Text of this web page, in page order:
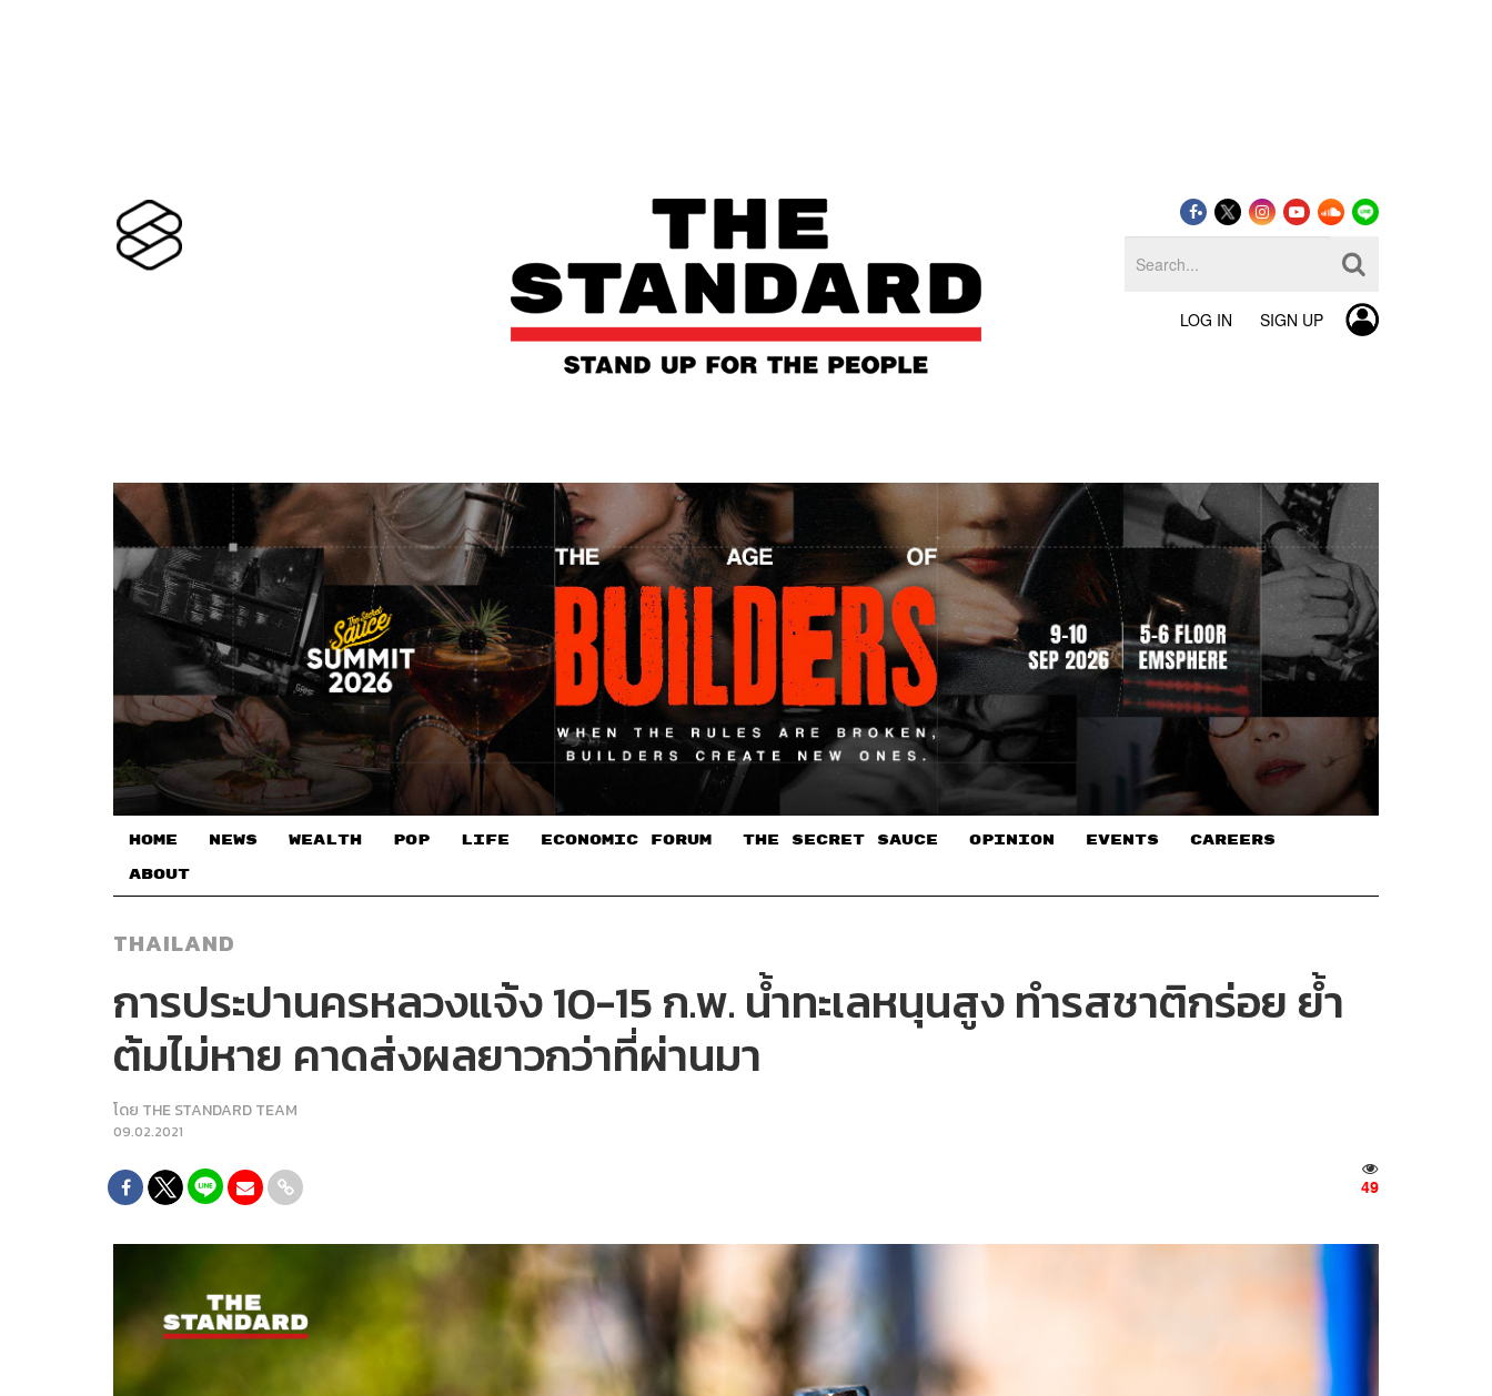
LOG IN SIGN UP
HOME NEWS WEALTH POP LIFE ECONOMIC FORUM THE SECRET SAUCE​ OPINION EVENTS CAREERS
ABOUT
THAILAND
การประปานครหลวงแจ้ง 10-15 ก.พ. น้ำทะเลหนุนสูง ทำรสชาติกร่อย ย้ำ
ต้มไม่หาย คาดส่งผลยาวกว่าที่ผ่านมา
โดย THE STANDARD TEAM
09.02.2021
49